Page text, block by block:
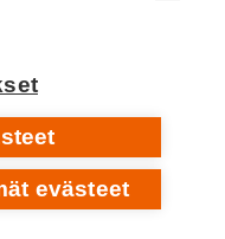
evästeet